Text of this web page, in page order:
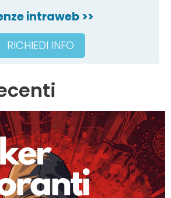
intraweb >>
RICHIEDI INFO